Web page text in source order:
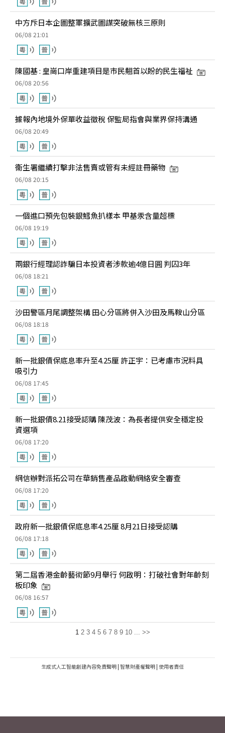
中方斥日本企圖整軍擴武圖謀突破無核三原則
06/08 21:01
陳國基 : 皇崗口岸重建項目是市民翹首以盼的民生福祉
06/08 20:56
據報內地境外保單收益徵稅 保監局指會與業界保持溝通
06/08 20:49
衞生署繼續打擊非法售賣或管有未經註冊藥物
06/08 20:15
一個進口預先包裝銀鱈魚扒樣本 甲基汞含量超標
06/08 19:19
兩銀行經理認詐騙日本投資者涉款逾4億日圓 判囚3年
06/08 18:21
沙田警區月尾調整架構 田心分區將併入沙田及馬鞍山分區
06/08 18:18
新一批銀債保底息率升至4.25厘 許正宇：已考慮市況料具
吸引力
06/08 17:45
新一批銀債8.21接受認購 陳茂波：為長者提供安全穩定投
資選項
06/08 17:20
網信辦對派拓公司在華銷售產品啟動網絡安全審查
06/08 17:20
政府新一批銀債保底息率4.25厘 8月21日接受認購
06/08 17:18
第二屆香港金齡藝術節9月舉行 何啟明：打破社會對年齡刻
板印象
06/08 16:57
1 2 3 4 5 6 7 8 9 10 ... >>
生成式人工智能創建內容免責聲明 | 智慧財產權聲明 | 使用者責任